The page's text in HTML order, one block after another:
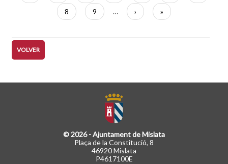
actual
Página
8 Página
9 …
Siguiente
página
›
Última
página
»
VOLVER
© 2026 - Ajuntament de Mislata
Plaça de la Constitució, 8
46920 Mislata
P4617100E